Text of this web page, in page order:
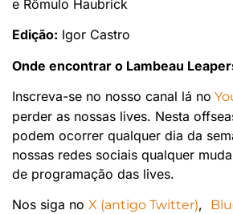
e Rômulo Haubrick
Edição: Igor Castro
Onde encontrar o Lambeau
Inscreva-se no nosso canal lá no
perder as nossas lives. Nesta
podem ocorrer qualquer dia da
nossas redes sociais qualquer
de programação das lives.
Nos siga no X (antigo Twitter),